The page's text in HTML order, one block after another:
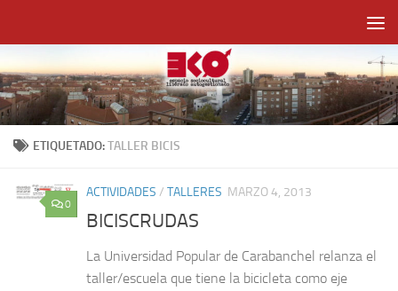
ETIQUETADO:TALLER BICIS
0
ACTIVIDADES / TALLERES MARZO 4, 2013
BICISCRUDAS
La Universidad Popular de Carabanchel relanza el
taller/escuela que tiene la bicicleta como eje